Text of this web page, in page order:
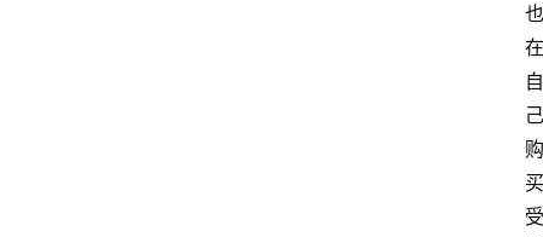
也
在
自
己
购
买
受